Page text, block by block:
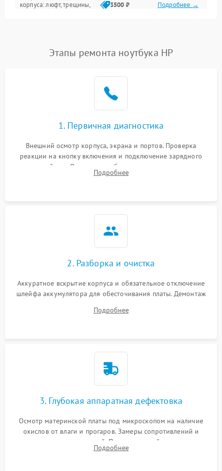
корпуса: люфт, трещины,
3500 ₽ Подробнее →
невозможность зарядки,
2500 ₽ Подробнее →
2000 ₽
Перегрев из‑за пыли,
неисправности кулера
Выход из строя SSD или
HDD: медленная загрузка,
2000 ₽
Проблемы Wi‑Fi или
2500 ₽
Этапы ремонта ноутбука HP
1. Первичная диагностика
Внешний осмотр корпуса, экрана и портов. Проверка
реакции на кнопку включения и подключение зарядного
устройства. Оценка потребления тока с помощью
лабораторного блока питания для локализации проблемы.
Подробнее
2. Разборка и очистка
Аккуратное вскрытие корпуса и обязательное отключение
шлейфа аккумулятора для обесточивания платы. Демонтаж
высохшей термопасты с кристаллов чипов.
Подробнее
3. Глубокая аппаратная дефектовка
Осмотр материнской платы под микроскопом на наличие
окислов от влаги и прогаров. Замеры сопротивлений и
дежурных напряжений. Проверка цепей питания,
мультиконтроллера, процессора и видеочипа.
Подробнее